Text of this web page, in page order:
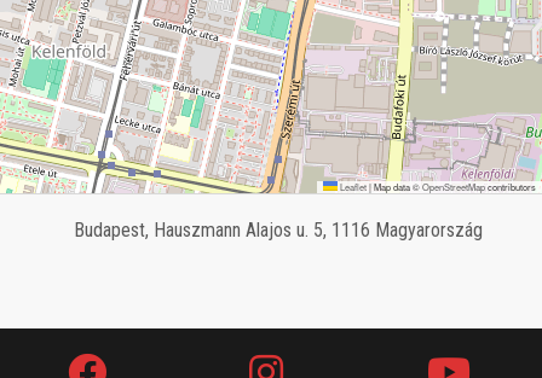
Leaflet|Map data ©OpenStreetMapcontributors
Budapest, Hauszmann Alajos u. 5, 1116 Magyarország